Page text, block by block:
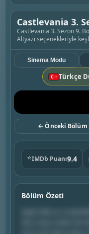
Castlevania 3.
Castlevania 3. Sezon 9.
Altyazı seçenekleriyle
Türkçe
Sinema Modu
← Önceki Bölüm
⭐IMDb Puanı9.4
Bölüm Özeti